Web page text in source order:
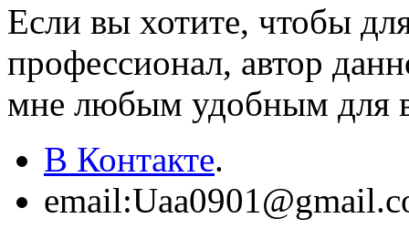
Если вы хотите, чтобы
профессионал, автор
мне любым удобным для
В Контакте.